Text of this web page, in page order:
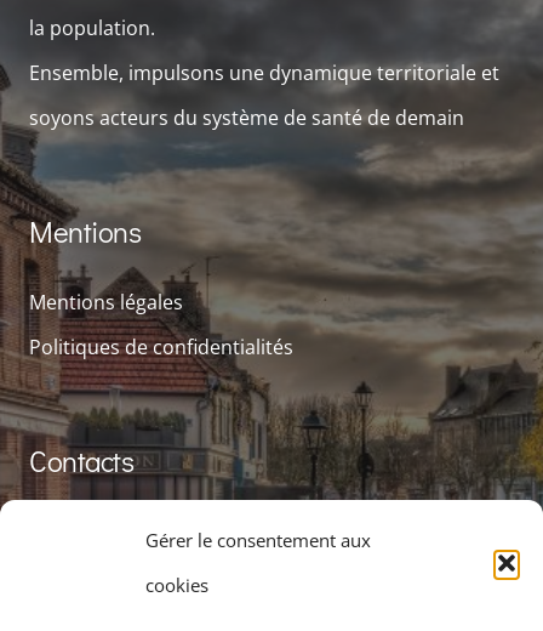
Gérer le consentement aux
cookies
la population.
Ensemble, impulsons une dynamique territoriale et
soyons acteurs du système de santé de demain
Mentions
Mentions légales
Politiques de confidentialités
Contacts
contact@cpts-grand-amiens.fr
+33 3 75 50 05 91